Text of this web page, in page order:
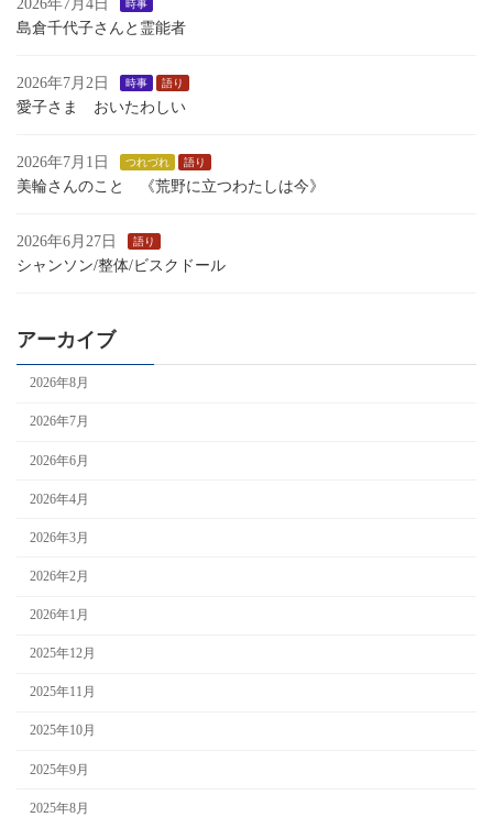
2026年7月4日 時事
島倉千代子さんと霊能者
2026年7月2日 時事 語り
愛子さま おいたわしい
2026年7月1日 つれづれ 語り
美輪さんのこと 《荒野に立つわたしは今》
2026年6月27日 語り
シャンソン/整体/ビスクドール
アーカイブ
2026年8月
2026年7月
2026年6月
2026年4月
2026年3月
2026年2月
2026年1月
2025年12月
2025年11月
2025年10月
2025年9月
2025年8月